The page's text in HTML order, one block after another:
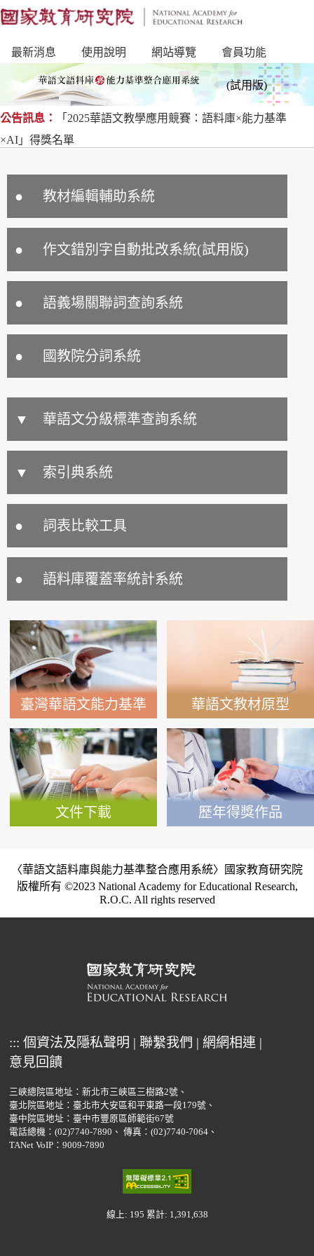
最新消息 使用說明 網站導覽 會員功能
(試用版)
公告訊息：
「2025華語文教學應用競賽：語料庫×能力基準
×AI」得獎名單
教材編輯輔助系統
作文錯別字自動批改系統(試用版)
語義場關聯詞查詢系統
國教院分詞系統
華語文分級標準查詢系統
漢字分級標準檢索系統
詞語分級標準檢索系統
語法點分級標準檢索系統
類詞綴檢索系統
索引典系統
華英雙語索引典系統
國教院索引典系統(新視窗)
華語中介語索引典系統(新視窗)
詞表比較工具
語料庫覆蓋率統計系統
臺灣華語文能力基準 華語文教材原型
文件下載 歷年得獎作品
〈華語文語料庫與能力基準整合應用系統〉國家教育研究院
版權所有 ©2023 National Academy for Educational Research,
R.O.C. All rights reserved
::: 個資法及隱私聲明 | 聯繫我們 | 網網相連|
意見回饋
三峽總院區地址：新北市三峽區三樹路2號、
臺北院區地址：臺北市大安區和平東路一段179號、
臺中院區地址：臺中市豐原區師範街67號
電話總機： (02)7740-7890 、 傳真：(02)7740-7064、
TANet VoIP：9009-7890
線上: 195 累計: 1,391,638